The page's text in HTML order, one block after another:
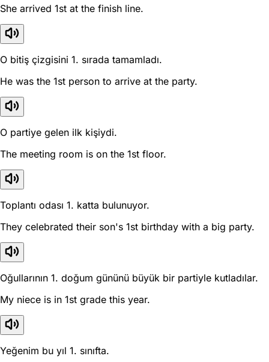
She arrived 1st at the finish line.
O bitiş çizgisini 1. sırada tamamladı.
He was the 1st person to arrive at the party.
O partiye gelen ilk kişiydi.
The meeting room is on the 1st floor.
Toplantı odası 1. katta bulunuyor.
They celebrated their son's 1st birthday with a big party.
Oğullarının 1. doğum gününü büyük bir partiyle kutladılar.
My niece is in 1st grade this year.
Yeğenim bu yıl 1. sınıfta.